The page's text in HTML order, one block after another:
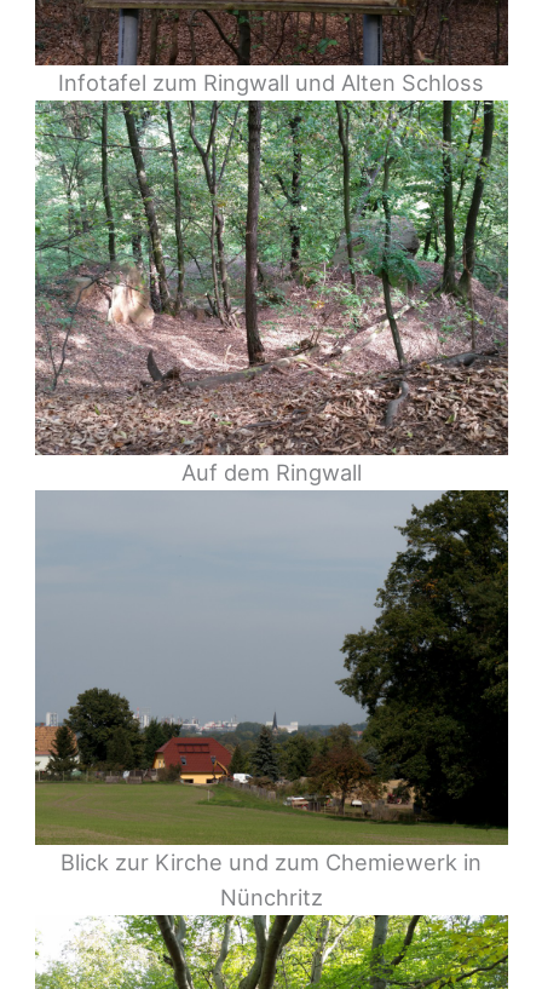
Infotafel zum Ringwall und Alten Schloss
Auf dem Ringwall
Blick zur Kirche und zum Chemiewerk in
Nünchritz